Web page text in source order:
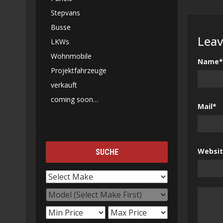
Name*
Mail*
Stepvans
Busse
LKWs
Wohnmobile
Projektfahrzeuge
verkauft
coming soon…
SUCHE